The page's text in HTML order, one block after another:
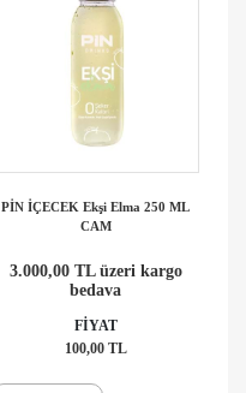
PİN İÇECEK Ekşi Elma 250 ML
CAM
3.000,00 TL üzeri kargo
bedava
FİYAT
100,00 TL